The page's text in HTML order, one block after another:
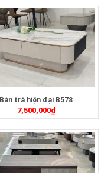
Bàn trà hiện đại B578
7,500,000₫